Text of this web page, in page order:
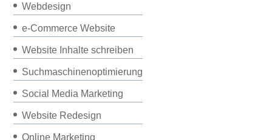
Webdesign
e-Commerce Website
Website Inhalte schreiben
Suchmaschinenoptimierung
Social Media Marketing
Website Redesign
Online Marketing